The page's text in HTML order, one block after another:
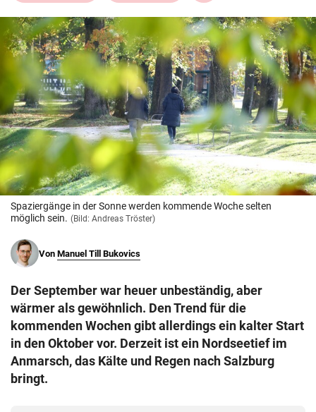
bookmark
search
Suchbegriff
eingeben
© Krone Multimedia GmbH & Co KG 2026
Muthgasse 2, 1190 Wien
Spaziergänge in der Sonne werden kommende Woche selten
möglich sein. (Bild: Andreas Tröster)
Von Manuel Till Bukovics
Der September war heuer unbeständig, aber
wärmer als gewöhnlich. Den Trend für die
kommenden Wochen gibt allerdings ein kalter Start
in den Oktober vor. Derzeit ist ein Nordseetief im
Anmarsch, das Kälte und Regen nach Salzburg
bringt.